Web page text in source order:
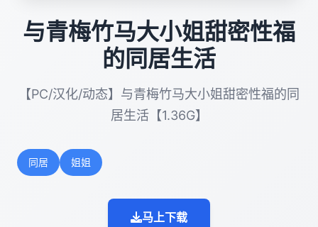
与青梅竹马大小姐甜密性福
的同居生活
【PC/汉化/动态】与青梅竹马大小姐甜密性福的同
居生活【1.36G】
同居 姐姐
马上下载